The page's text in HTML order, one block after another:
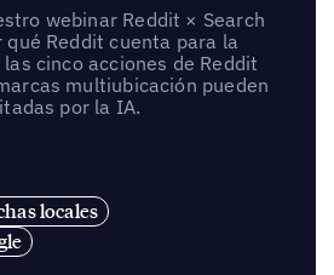
webinar Reddit × Search
qué Reddit cuenta para la
cinco acciones de Reddit
multiubicación pueden
por la IA.
locales